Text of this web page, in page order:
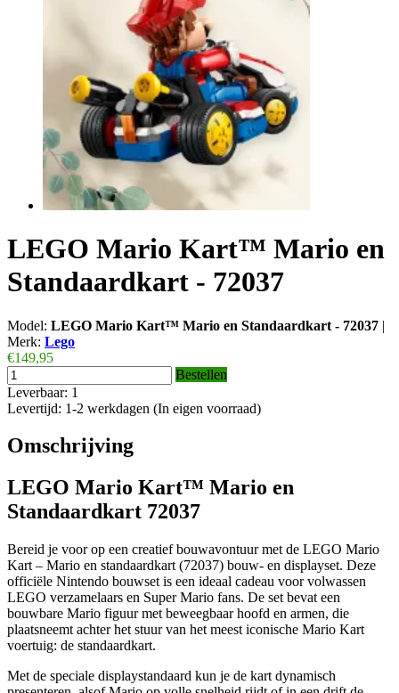
LEGO Mario Kart™ Mario en
Standaardkart - 72037
Model: LEGO Mario Kart™ Mario en Standaardkart - 72037 |
Merk: Lego
€149,95
Bestellen
Leverbaar: 1
Levertijd: 1-2 werkdagen (In eigen voorraad)
Omschrijving
LEGO Mario Kart™ Mario en
Standaardkart 72037
Bereid je voor op een creatief bouwavontuur met de LEGO Mario
Kart – Mario en standaardkart (72037) bouw- en displayset. Deze
officiële Nintendo bouwset is een ideaal cadeau voor volwassen
LEGO verzamelaars en Super Mario fans. De set bevat een
bouwbare Mario figuur met beweegbaar hoofd en armen, die
plaatsneemt achter het stuur van het meest iconische Mario Kart
voertuig: de standaardkart.
Met de speciale displaystandaard kun je de kart dynamisch